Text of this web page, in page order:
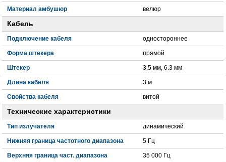
Материал амбушюр велюр
Кабель
Подключение кабеля одностороннее
Форма штекера прямой
Штекер 3.5 мм, 6.3 мм
Длина кабеля 3 м
Свойства кабеля витой
Технические характеристики
Тип излучателя динамический
Нижняя граница частотного диапазона 5 Гц
Верхняя граница част. диапазона 35 000 Гц